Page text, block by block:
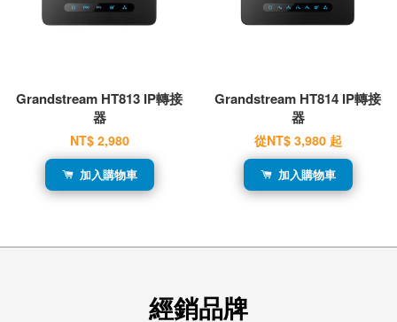
Grandstream HT813 IP轉接
器
NT$ 2,980
加入購物車
Grandstream HT814 IP轉接
器
從NT$ 3,980 起
加入購物車
經銷品牌